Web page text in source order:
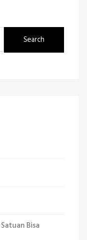
Search
Bisa